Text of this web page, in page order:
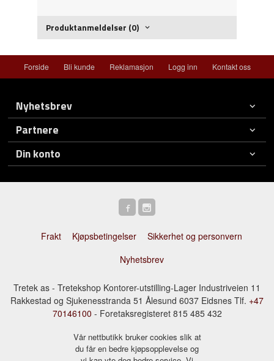
Produktanmeldelser (0)
Forside Bli kunde Reklamasjon Logg inn Kontakt oss
Nyhetsbrev
Partnere
Din konto
Frakt Kjøpsbetingelser
Sikkerhet og personvern
Nyhetsbrev
Tretek as - Tretekshop Kontorer-utstilling-Lager Industriveien 11
Rakkestad og Sjukenesstranda 51 Ålesund 6037 Eidsnes Tlf. +47
70146100 - Foretaksregisteret 815 485 432
Vår nettbutikk bruker cookies slik at
du får en bedre kjøpsopplevelse og